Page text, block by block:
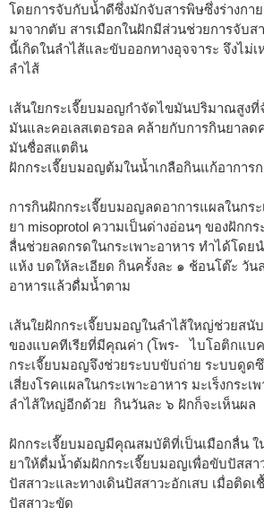
โดยการจับกับน้ำดีซึ่งมักจับสารพิษซึ่งร่างกา
มาจากตับ สารเมือกในฝักมีส่วนช่วยการจับ
นี้เกิดในลำไส้และขับออกทางอุจจาระ จึงไม่
ลำไส้
เส้นใยกระเจี๊ยบมอญกำจัดไขมันปริมาณสูง
มันและคอเลสเตอรอล คล้ายกับการกินยาลด
มันชื่อสแตติน
ฝักกระเจี๊ยบมอญต้มในน้ำเกลือกินแก้อาการ
การกินฝักกระเจี๊ยบมอญลดอาการแผลในกระ
ยา misoprotol ความเป็นด่างอ่อนๆ ของฝักก
ลื่นช่วยลดกรดในกระเพาะอาหาร ทำได้โดย
แห้ง บดให้ละเอียด กินครั้งละ ๑ ช้อนโต๊ะ วัน
อาหารแล้วดื่มน้ำตาม
เส้นใยฝักกระเจี๊ยบมอญในลำไส้ใหญ่ช่วยสนั
ของแบคทีเรียที่มีคุณค่า (โพร- ไบโอติกแบค
กระเจี๊ยบมอญจึงช่วยระบบขับถ่าย ระบบดูด
เสี่ยงโรคแผลในกระเพาะอาหาร มะเร็งกระเ
ลำไส้ใหญ่อีกด้วย กินวันละ ๖ ฝักก็จะเห็นผล
ฝักกระเจี๊ยบมอญมีคุณสมบัติที่เป็นเมือกลื่น ใ
ยาให้ดื่มน้ำต้มฝักกระเจี๊ยบมอญเพื่อขับปัสสา
ปัสสาวะและทางเดินปัสสาวะอักเสบ เมื่อติดเ
ปัสสาวะขัด